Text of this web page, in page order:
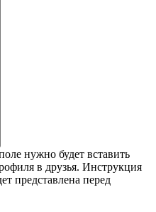
нужно будет вставить
в друзья. Инструкция
представлена перед